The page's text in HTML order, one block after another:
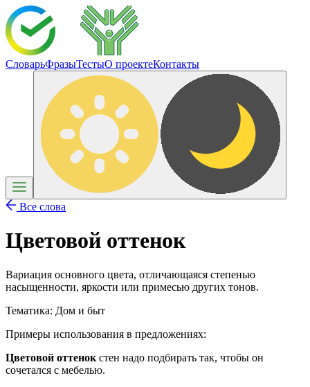
СловарьФразыТестыО проектеКонтакты
Все слова
Цветовой оттенок
Вариация основного цвета, отличающаяся степенью
насыщенности, яркости или примесью других тонов.
Тематика: Дом и быт
Примеры использования в предложениях:
Цветовой оттенок стен надо подбирать так, чтобы он
сочетался с мебелью.